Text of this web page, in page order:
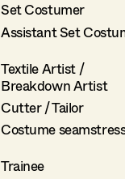
Set Costumer
Assistant Set
Textile Artist /
Breakdown Artist
Cutter / Tailor
Costume
Trainee